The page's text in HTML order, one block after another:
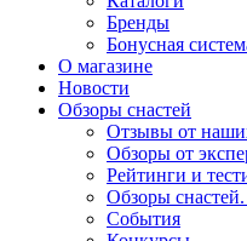
Бренды
Бонусная
О магазине
Новости
Обзоры снастей
Отзывы от
Обзоры от
Рейтинги и
Обзоры
События